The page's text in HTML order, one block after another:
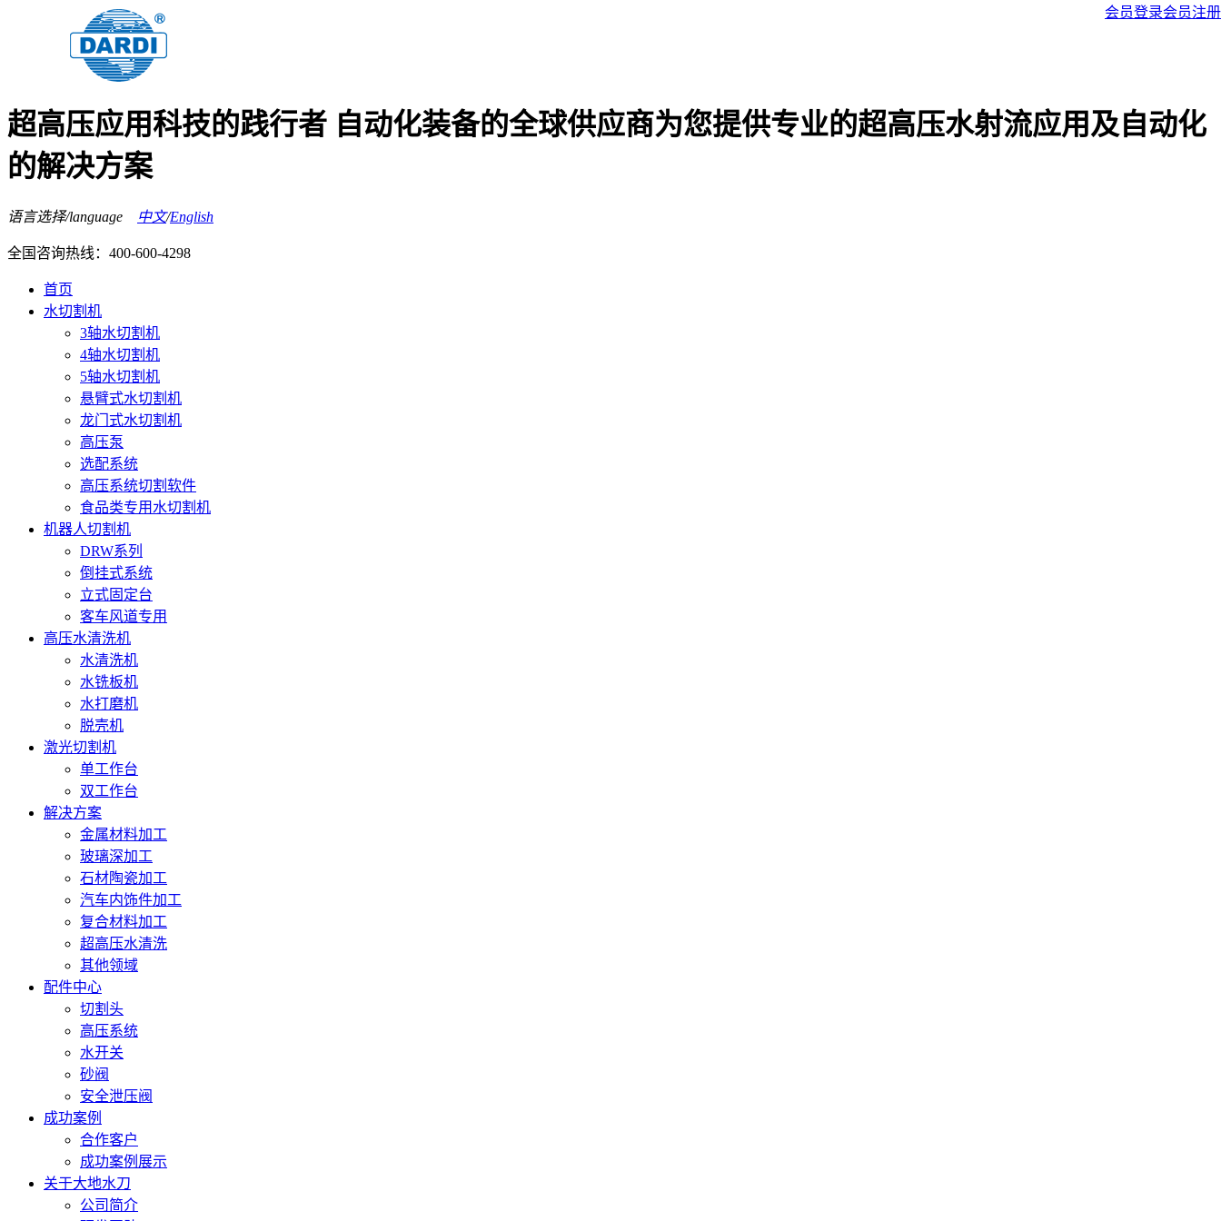
会员登录会员注册
超高压应用科技的践行者 自动化装备的全球供应商为您提供专业的超高压水射流应用及自动化
的解决方案
语言选择/language 中文/English
全国咨询热线： 400-600-4298
首页
水切割机
3轴水切割机
4轴水切割机
5轴水切割机
悬臂式水切割机
龙门式水切割机
高压泵
选配系统
高压系统切割软件
食品类专用水切割机
机器人切割机
DRW系列
倒挂式系统
立式固定台
客车风道专用
高压水清洗机
水清洗机
水铣板机
水打磨机
脱壳机
激光切割机
单工作台
双工作台
解决方案
金属材料加工
玻璃深加工
石材陶瓷加工
汽车内饰件加工
复合材料加工
超高压水清洗
其他领域
配件中心
切割头
高压系统
水开关
砂阀
安全泄压阀
成功案例
合作客户
成功案例展示
关于大地水刀
公司简介